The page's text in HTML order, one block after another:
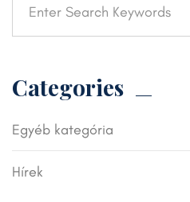
Categories
Egyéb kategória
Hírek